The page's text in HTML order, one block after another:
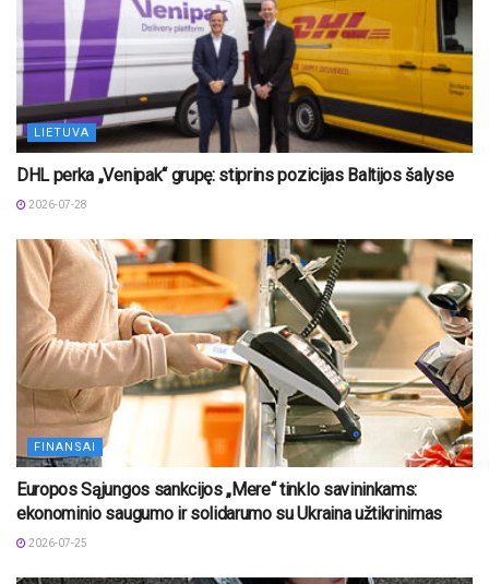
LIETUVA
DHL perka „Venipak“ grupę: stiprins pozicijas Baltijos šalyse
2026-07-28
FINANSAI
Europos Sąjungos sankcijos „Mere“ tinklo savininkams:
ekonominio saugumo ir solidarumo su Ukraina užtikrinimas
2026-07-25